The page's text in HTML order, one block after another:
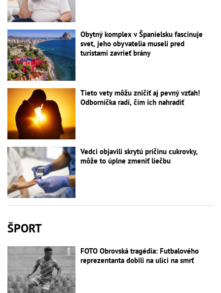
Obytný komplex v Španielsku fascinuje
svet, jeho obyvatelia museli pred
turistami zavrieť brány
Tieto vety môžu zničiť aj pevný vzťah!
Odborníčka radí, čím ich nahradiť
Vedci objavili skrytú príčinu cukrovky,
môže to úplne zmeniť liečbu
ŠPORT
FOTO Obrovská tragédia: Futbalového
reprezentanta dobili na ulici na smrť